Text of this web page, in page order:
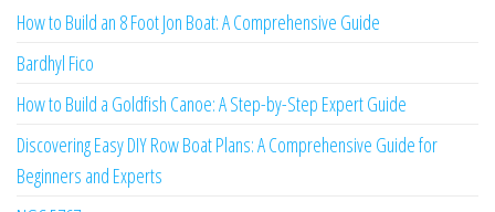
How to Build an 8 Foot Jon Boat: A Comprehensive Guide
Bardhyl Fico
How to Build a Goldfish Canoe: A Step-by-Step Expert Guide
Discovering Easy DIY Row Boat Plans: A Comprehensive Guide for
Beginners and Experts